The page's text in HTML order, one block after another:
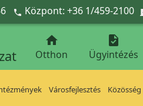
 Központ: +36 1/459-2100

Otthon

Ügyintézés
Városfejlesztés Közösség